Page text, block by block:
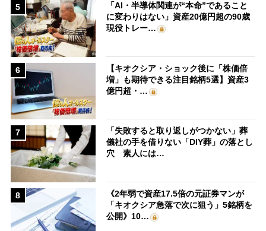
5
「AI・半導体関連が“本命”であること
に変わりはない」資産20億円超の90歳
現役トレー…
6
【キオクシア・ショック後に「株価倍
増」も期待できる注目銘柄5選】資産3
億円超・…
7
「失敗すると取り返しがつかない」葬
儀社の手を借りない「DIY葬」の落とし
穴 素人には…
8
《2年弱で資産17.5倍の元証券マンが
「キオクシア急落で次に狙う」5銘柄を
公開》10…